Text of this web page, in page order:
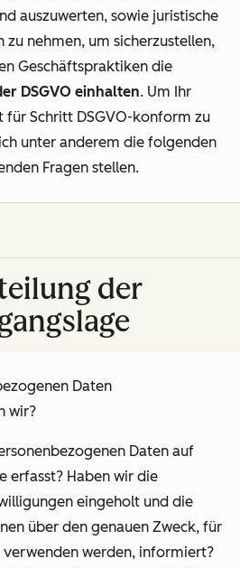
auszuwerten, sowie juristische
zu nehmen, um sicherzustellen,
Geschäftspraktiken die
DSGVO einhalten. Um Ihr
für Schritt DSGVO-konform zu
unter anderem die folgenden
Fragen stellen.
der
Daten
wir?
Daten auf
erfasst? Haben wir die
eingeholt und die
über den genauen Zweck, für
verwenden werden, informiert?